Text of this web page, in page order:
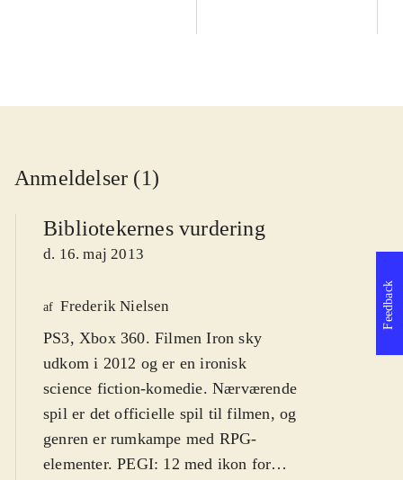
Anmeldelser (1)
Bibliotekernes vurdering
d. 16. maj 2013
af Frederik Nielsen
PS3, Xbox 360. Filmen Iron sky
udkom i 2012 og er en ironisk
science fiction-komedie. Nærværende
spil er det officielle spil til filmen, og
genren er rumkampe med RPG-
elementer. PEGI: 12 med ikon for
Feedback